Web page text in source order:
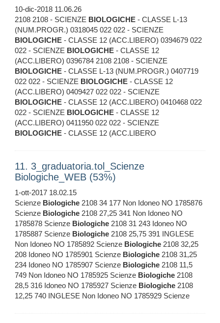
10-dic-2018 11.06.26
2108 2108 - SCIENZE BIOLOGICHE - CLASSE L-13
(NUM.PROGR.) 0318045 022 022 - SCIENZE
BIOLOGICHE - CLASSE 12 (ACC.LIBERO) 0394679 022
022 - SCIENZE BIOLOGICHE - CLASSE 12
(ACC.LIBERO) 0396784 2108 2108 - SCIENZE
BIOLOGICHE - CLASSE L-13 (NUM.PROGR.) 0407719
022 022 - SCIENZE BIOLOGICHE - CLASSE 12
(ACC.LIBERO) 0409427 022 022 - SCIENZE
BIOLOGICHE - CLASSE 12 (ACC.LIBERO) 0410468 022
022 - SCIENZE BIOLOGICHE - CLASSE 12
(ACC.LIBERO) 0411950 022 022 - SCIENZE
BIOLOGICHE - CLASSE 12 (ACC.LIBERO
11. 3_graduatoria.tol_Scienze
Biologiche_WEB (53%)
1-ott-2017 18.02.15
Scienze Biologiche 2108 34 177 Non Idoneo NO 1785876
Scienze Biologiche 2108 27,25 341 Non Idoneo NO
1785878 Scienze Biologiche 2108 31 243 Idoneo NO
1785887 Scienze Biologiche 2108 25,75 391 INGLESE
Non Idoneo NO 1785892 Scienze Biologiche 2108 32,25
208 Idoneo NO 1785901 Scienze Biologiche 2108 31,25
234 Idoneo NO 1785907 Scienze Biologiche 2108 11,5
749 Non Idoneo NO 1785925 Scienze Biologiche 2108
28,5 316 Idoneo NO 1785927 Scienze Biologiche 2108
12,25 740 INGLESE Non Idoneo NO 1785929 Scienze